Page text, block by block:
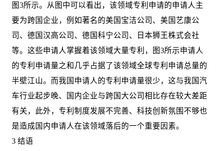
图3所示。从图中可以看出，该领域专利申请的申请人主
要为跨国企业，例如著名的美国宝洁公司、美国艺康公
司、德国汉高公司、德国科宁公司、日本狮王株式会社
等。这些申请人掌握着该领域大量专利，图3所示申请人
的专利申请量之和几乎占据了该领域全球专利申请总量的
半壁江山。而我国申请人的专利申请量很少，这与我国汽
车行业起步晚、国内企业与跨国大公司相比存在较大差距
有关，此外，专利制度发展不完善、科技创新氛围不够也
是造成国内申请人在该领域落后的一个重要因素。
3 结语